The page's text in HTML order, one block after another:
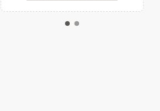
Kalendář událostí
Odebírejte náš newsletter